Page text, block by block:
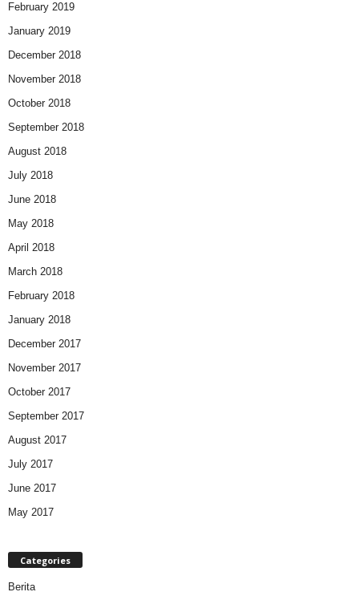
February 2019
January 2019
December 2018
November 2018
October 2018
September 2018
August 2018
July 2018
June 2018
May 2018
April 2018
March 2018
February 2018
January 2018
December 2017
November 2017
October 2017
September 2017
August 2017
July 2017
June 2017
May 2017
Categories
Berita